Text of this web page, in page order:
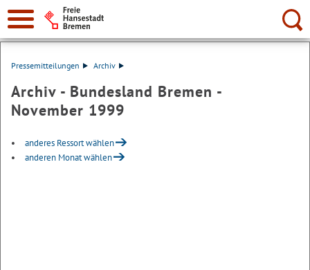
Suche:
Pressemitteilungen Archiv
Archiv - Bundesland Bremen -
November 1999
anderes Ressort wählen
anderen Monat wählen